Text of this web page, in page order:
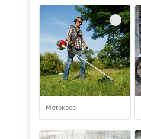
Мотокоса